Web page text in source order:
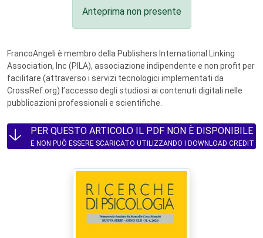
Anteprima non presente
FrancoAngeli è membro della Publishers International Linking
Association, Inc (PILA), associazione indipendente e non profit per
facilitare (attraverso i servizi tecnologici implementati da
CrossRef.org) l’accesso degli studiosi ai contenuti digitali nelle
pubblicazioni professionali e scientifiche.
PER QUESTO ARTICOLO IL PDF NON È DISPONIBILE
E NON PUÒ ESSERE SCARICATO UTILIZZANDO I DOWNLOAD CREDIT